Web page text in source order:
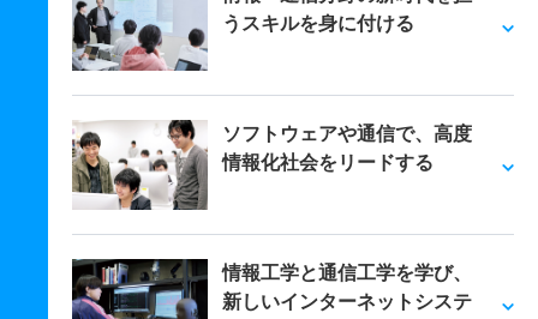
うスキルを身に付ける
ソフトウェアや通信で、高度
情報化社会をリードする
情報工学と通信工学を学び、
新しいインターネットシステ